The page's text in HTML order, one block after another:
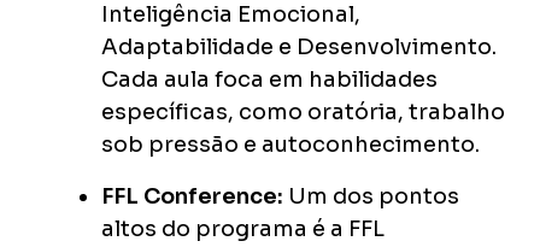
Inteligência Emocional,
Adaptabilidade e Desenvolvimento.
Cada aula foca em habilidades
específicas, como oratória, trabalho
sob pressão e autoconhecimento.
FFL Conference: Um dos pontos
altos do programa é a FFL